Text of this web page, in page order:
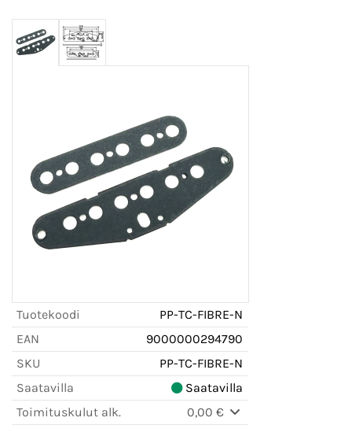
Tuotekoodi
PP-TC-FIBRE-N
EAN
9000000294790
SKU
PP-TC-FIBRE-N
Saatavilla
Saatavilla
Toimituskulut alk.
0,00 €